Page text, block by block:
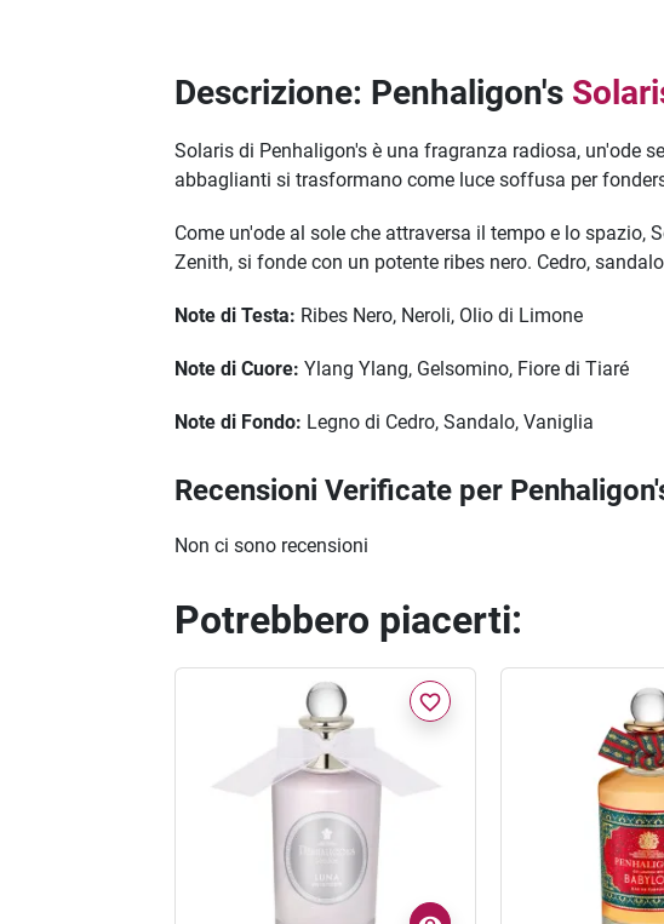
Descrizione: Penhaligon's
Solaris di Penhaligon's è una fragranza radiosa, un'ode
abbaglianti si trasformano come luce soffusa per
Come un'ode al sole che attraversa il tempo e lo spazio,
Zenith, si fonde con un potente ribes nero. Cedro,
Note di Testa: Ribes Nero, Neroli, Olio di Limone
Note di Cuore:Ylang Ylang, Gelsomino, Fiore di Tiaré
Note di Fondo: Legno di Cedro, Sandalo, Vaniglia
Recensioni Verificate per
Non ci sono recensioni
Potrebbero piacerti:
favorite_border